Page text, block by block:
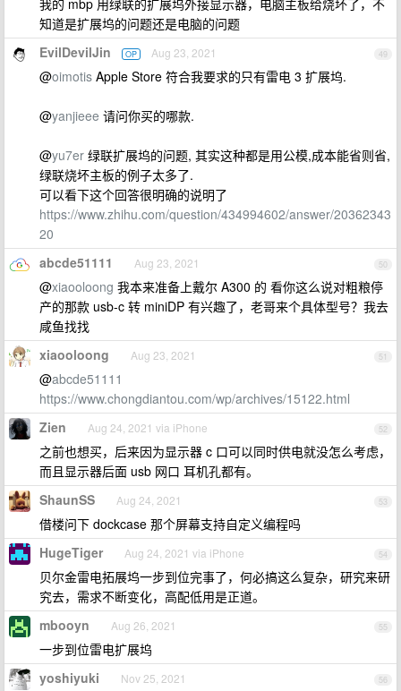
我的 mbp 用绿联的扩展坞外接显示器，电脑主板给烧坏了，不
知道是扩展坞的问题还是电脑的问题
49
EvilDevilJin OP Aug 23, 2021
@oimotis Apple Store 符合我要求的只有雷电 3 扩展坞.
@yanjieee 请问你买的哪款.
@yu7er 绿联扩展坞的问题, 其实这种都是用公模,成本能省则省,
绿联烧坏主板的例子太多了.
可以看下这个回答很明确的说明了
https://www.zhihu.com/question/434994602/answer/20362343
20
50
abcde51111 Aug 23, 2021
@xiaooloong 我本来准备上戴尔 A300 的 看你这么说对粗粮停
产的那款 usb-c 转 miniDP 有兴趣了，老哥来个具体型号？我去
咸鱼找找
51
xiaooloong Aug 23, 2021
@abcde51111
https://www.chongdiantou.com/wp/archives/15122.html
52
Zien Aug 24, 2021 via iPhone
之前也想买，后来因为显示器 c 口可以同时供电就没怎么考虑，
而且显示器后面 usb 网口 耳机孔都有。
53
ShaunSS Aug 24, 2021
借楼问下 dockcase 那个屏幕支持自定义编程吗
54
HugeTiger Aug 24, 2021 via iPhone
贝尔金雷电拓展坞一步到位完事了，何必搞这么复杂，研究来研
究去，需求不断变化，高配低用是正道。
55
mbooyn Aug 26, 2021
一步到位雷电扩展坞
56
yoshiyuki Nov 25, 2021